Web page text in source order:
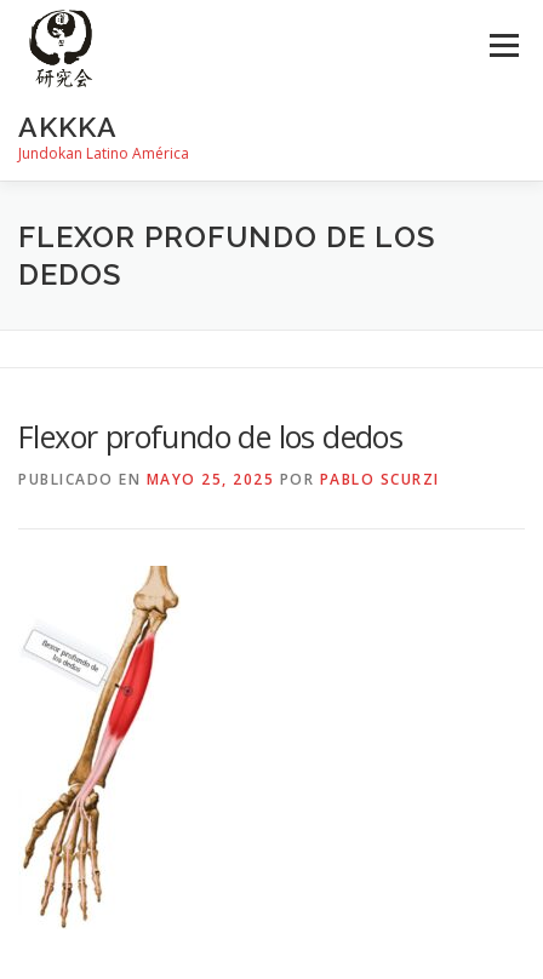
contenido
AKKKA
Jundokan Latino América
Menú
HISTORIA DOJOS INSTRUCTORES
FLEXOR PROFUNDO DE LOS
DEDOS
Flexor profundo de los dedos
PUBLICADO EN MAYO 25, 2025 POR PABLO SCURZI